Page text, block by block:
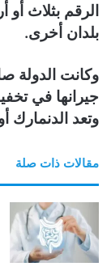
الرقم بثلاث
بلدان أخرى.
وكانت الدولة
جيرانها في
وتعد الدنمارك
مقالات ذات صلة